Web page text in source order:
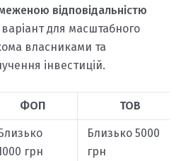
відповідальністю
для масштабного
власниками та
інвестицій.
ФОП ТОВ
Близько
грн
Близько 5000
грн